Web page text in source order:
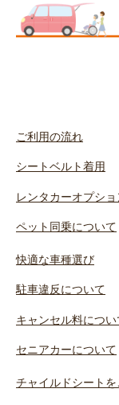
ご利用の流れ
シートベルト着用
レンタカーオプシ
ペット同乗について
快適な車種選び
駐車違反について
キャンセル料につい
セニアカーについて
チャイルドシート